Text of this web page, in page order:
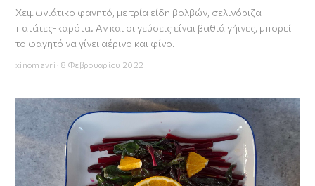
Xειμωνιάτικο φαγητό, με τρία είδη βολβών, σελινόριζα-
πατάτες-καρότα. Αν και οι γεύσεις είναι βαθιά γήινες, μπορεί
το φαγητό να γίνει αέρινο και φίνο.
xinomavri · 8 Φεβρουαρίου 2022